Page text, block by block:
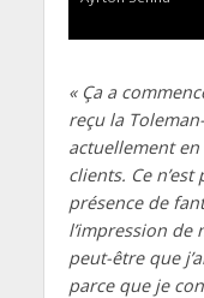
« Ça a
reçu la
actuellement
clients. Ce
présence de
l’impression
peut-être que
parce que je